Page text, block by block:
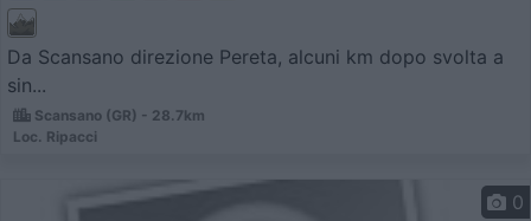
Da Scansano direzione Pereta, alcuni km dopo svolta a
sin...
Scansano (GR) - 28.7km
Loc. Ripacci
0